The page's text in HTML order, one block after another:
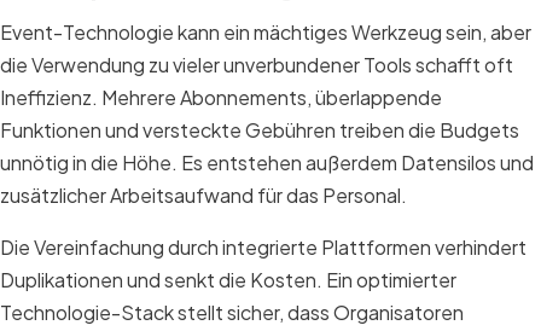
Event-Technologie kann ein mächtiges Werkzeug sein, aber
die Verwendung zu vieler unverbundener Tools schafft oft
Ineffizienz. Mehrere Abonnements, überlappende
Funktionen und versteckte Gebühren treiben die Budgets
unnötig in die Höhe. Es entstehen außerdem Datensilos und
zusätzlicher Arbeitsaufwand für das Personal.
Die Vereinfachung durch integrierte Plattformen verhindert
Duplikationen und senkt die Kosten. Ein optimierter
Technologie-Stack stellt sicher, dass Organisatoren